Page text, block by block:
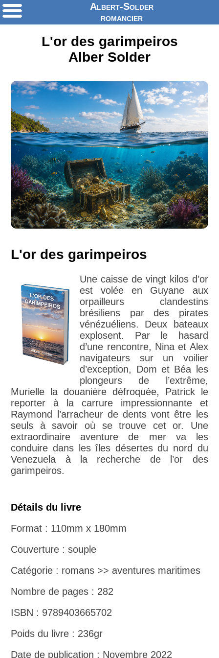
Albert-Solder
romancier
L'or des garimpeiros
Alber Solder
L'or des garimpeiros
Une caisse de vingt kilos d’or
est volée en Guyane aux
orpailleurs clandestins
brésiliens par des pirates
vénézuéliens. Deux bateaux
explosent. Par le hasard
d’une rencontre, Nina et Alex
navigateurs sur un voilier
d’exception, Dom et Béa les
plongeurs de l’extrême,
Murielle la douanière défroquée, Patrick le
reporter à la carrure impressionnante et
Raymond l’arracheur de dents vont être les
seuls à savoir où se trouve cet or. Une
extraordinaire aventure de mer va les
conduire dans les îles désertes du nord du
Venezuela à la recherche de l’or des
garimpeiros.
Détails du livre
Format : 110mm x 180mm
Couverture : souple
Catégorie : romans >> aventures maritimes
Nombre de pages : 282
ISBN : 9789403665702
Poids du livre : 236gr
Date de publication : Novembre 2022